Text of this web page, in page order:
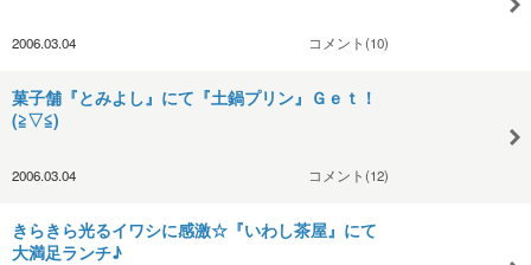
2006.03.04 コメント(10)
菓子舗『とみよし』にて『土鍋プリン』Ｇｅｔ！
(≧▽≦)
2006.03.04 コメント(12)
きらきら光るイワシに感激☆『いわし茶屋』にて
大満足ランチ♪